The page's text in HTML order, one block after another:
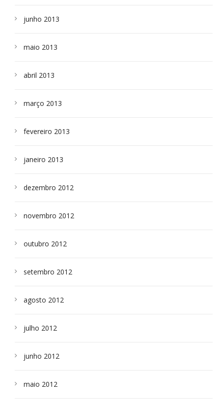
junho 2013
maio 2013
abril 2013
março 2013
fevereiro 2013
janeiro 2013
dezembro 2012
novembro 2012
outubro 2012
setembro 2012
agosto 2012
julho 2012
junho 2012
maio 2012